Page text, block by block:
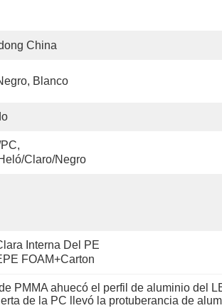
China
Blanco
claro/negro
Interna Del PE
FOAM+Carton
PMMA ahuecó el perfil de aluminio del
de la PC llevó la protuberancia de